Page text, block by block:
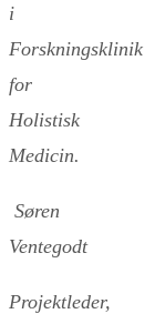
i
Forskningsklinik
for
Holistisk
Medicin.
Søren
Ventegodt
Projektleder,